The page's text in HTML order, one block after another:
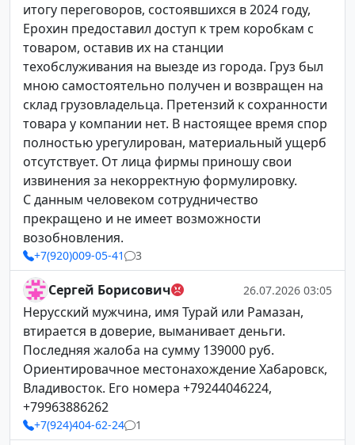
итогу переговоров, состоявшихся в 2024 году,
Ерохин предоставил доступ к трем коробкам с
товаром, оставив их на станции
техобслуживания на выезде из города. Груз был
мною самостоятельно получен и возвращен на
склад грузовладельца. Претензий к сохранности
товара у компании нет. В настоящее время спор
полностью урегулирован, материальный ущерб
отсутствует. От лица фирмы приношу свои
извинения за некорректную формулировку.
С данным человеком сотрудничество
прекращено и не имеет возможности
возобновления.
+7(920)009-05-41 3
Сергей Борисович 26.07.2026 03:05
Нерусский мужчина, имя Турай или Рамазан,
втирается в доверие, выманивает деньги.
Последняя жалоба на сумму 139000 руб.
Ориентировачное местонахождение Хабаровск,
Владивосток. Его номера +79244046224,
+79963886262
+7(924)404-62-24 1